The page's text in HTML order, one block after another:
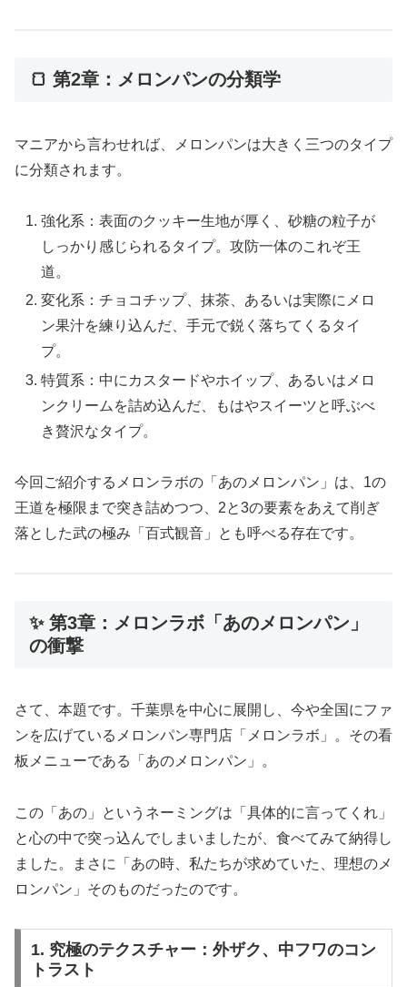
🍞 第2章：メロンパンの分類学
マニアから言わせれば、メロンパンは大きく三つのタイプ
に分類されます。
強化系：表面のクッキー生地が厚く、砂糖の粒子が
しっかり感じられるタイプ。攻防一体のこれぞ王
道。
変化系：チョコチップ、抹茶、あるいは実際にメロ
ン果汁を練り込んだ、手元で鋭く落ちてくるタイ
プ。
特質系：中にカスタードやホイップ、あるいはメロ
ンクリームを詰め込んだ、もはやスイーツと呼ぶべ
き贅沢なタイプ。
今回ご紹介するメロンラボの「あのメロンパン」は、1の
王道を極限まで突き詰めつつ、2と3の要素をあえて削ぎ
落とした武の極み「百式観音」とも呼べる存在です。
✨ 第3章：メロンラボ「あのメロンパン」
の衝撃
さて、本題です。千葉県を中心に展開し、今や全国にファ
ンを広げているメロンパン専門店「メロンラボ」。その看
板メニューである「あのメロンパン」。
この「あの」というネーミングは「具体的に言ってくれ」
と心の中で突っ込んでしまいましたが、食べてみて納得し
ました。まさに「あの時、私たちが求めていた、理想のメ
ロンパン」そのものだったのです。
1. 究極のテクスチャー：外ザク、中フワのコン
トラスト